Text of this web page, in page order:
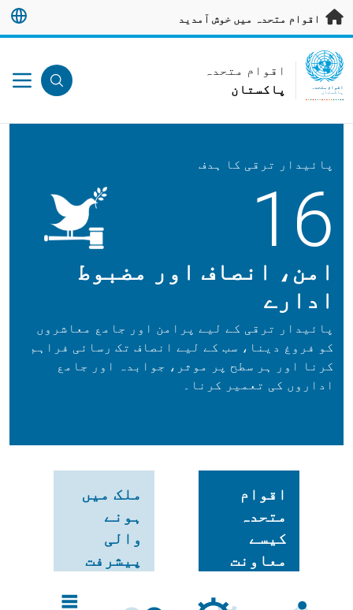
مرکزی مواد پر جائیں
اقوام متحدہ میں خوش آمدید
UN Logo
اقوام متحدہ
پاکستان
اقوام متحدہ
پاکستان
پائیدار ترقی کا ہدف
16
امن، انصاف اور مضبوط
ادارے
پائیدار ترقی کے لیے پرامن اور جامع معاشروں
کو فروغ دینا، سب کے لیے انصاف تک رسائی فراہم
کرنا اور ہر سطح پر موثر، جوابدہ اور جامع
اداروں کی تعمیر کرنا۔
اقوام
متحدہ
کیسے
معاونت
ملک میں
ہونے
والی
پیشرفت